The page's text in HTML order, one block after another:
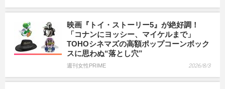
映画『トイ・ストーリー5』が絶好調！
「コナンにヨッシー、マイケルまで」
TOHOシネマズの高額ポップコーンボック
スに思わぬ“落とし穴”
週刊女性PRIME 2026/8/3